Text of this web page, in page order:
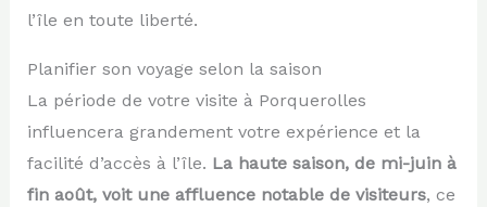
l’île en toute liberté.
Planifier son voyage selon la saison
La période de votre visite à Porquerolles
influencera grandement votre expérience et la
facilité d’accès à l’île. La haute saison, de mi-juin à
fin août, voit une affluence notable de visiteurs, ce